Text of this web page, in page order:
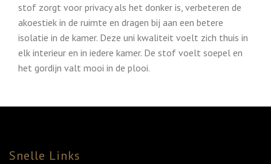
stof zorgt voor privacy als het donker is, verbeteren de
akoestiek in de ruimte en dragen bij aan een betere
isolatie in de kamer. Deze uni kwaliteit voelt zich thuis in
elk interieur en in iedere kamer. De stof voelt soepel en
het gordijn valt mooi in de plooi.
Snelle Links